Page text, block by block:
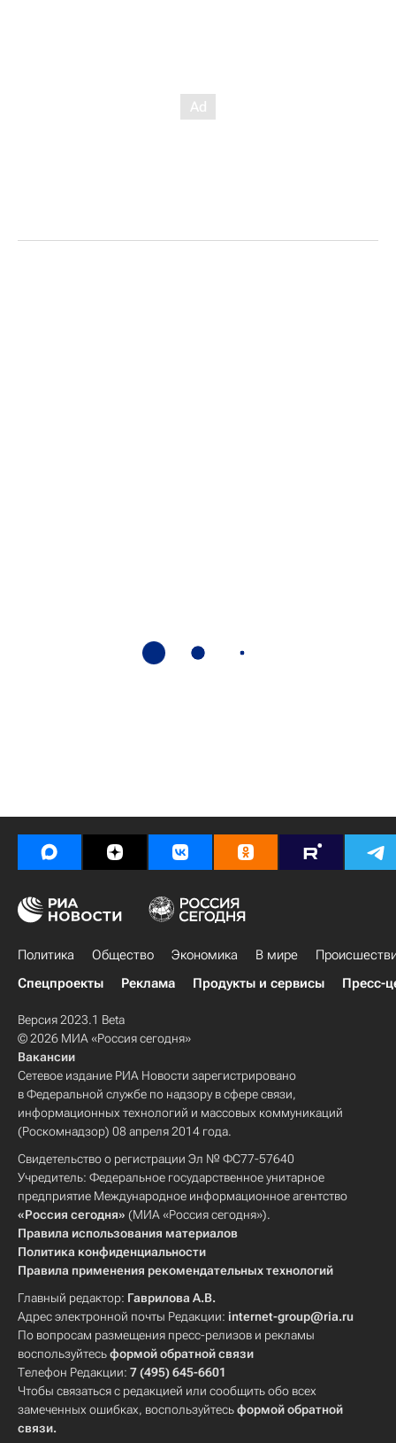
Политика Общество Экономика В мире
Спецпроекты
Реклама Продукты и сервисы Пресс-
Версия 2023.1 Beta
© 2026 МИА «Россия сегодня»
Вакансии
Сетевое издание РИА Новости зарегистрировано
в Федеральной службе по надзору в сфере связи,
информационных технологий и массовых коммуникаций
(Роскомнадзор) 08 апреля 2014 года.
Свидетельство о регистрации Эл № ФС77-57640
Учредитель: Федеральное государственное унитарное
предприятие Международное информационное агентство
«Россия сегодня» (МИА «Россия сегодня»).
Правила использования материалов
Политика конфиденциальности
Правила применения рекомендательных технологий
Главный редактор: Гаврилова А.В.
Адрес электронной почты Редакции: internet-group@ria.ru
По вопросам размещения пресс-релизов и рекламы
воспользуйтесьформой обратной связи
Телефон Редакции: 7 (495) 645-6601
Чтобы связаться с редакцией или сообщить обо всех
замеченных ошибках, воспользуйтесьформой обратной
связи.